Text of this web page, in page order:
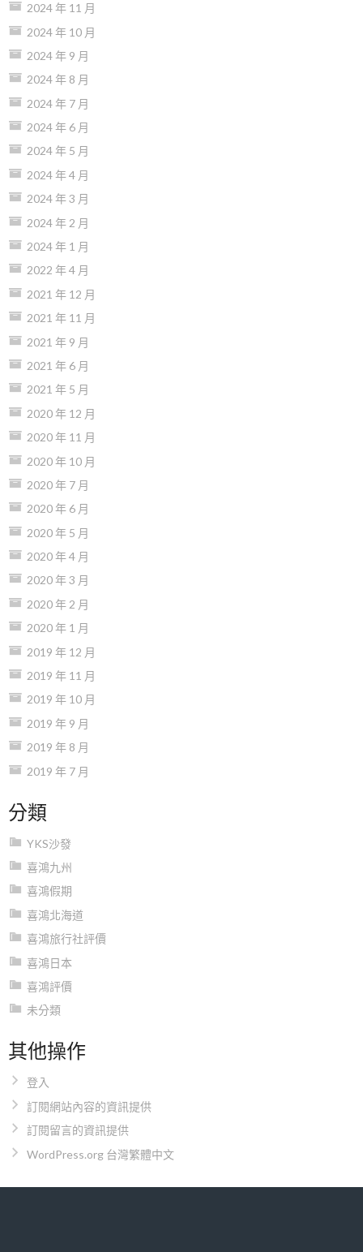
2024 年 11 月
2024 年 10 月
2024 年 9 月
2024 年 8 月
2024 年 7 月
2024 年 6 月
2024 年 5 月
2024 年 4 月
2024 年 3 月
2024 年 2 月
2024 年 1 月
2022 年 4 月
2021 年 12 月
2021 年 11 月
2021 年 9 月
2021 年 6 月
2021 年 5 月
2020 年 12 月
2020 年 11 月
2020 年 10 月
2020 年 7 月
2020 年 6 月
2020 年 5 月
2020 年 4 月
2020 年 3 月
2020 年 2 月
2020 年 1 月
2019 年 12 月
2019 年 11 月
2019 年 10 月
2019 年 9 月
2019 年 8 月
2019 年 7 月
分類
YKS沙發
喜鴻九州
喜鴻假期
喜鴻北海道
喜鴻旅行社評價
喜鴻日本
喜鴻評價
未分類
其他操作
登入
訂閱網站內容的資訊提供
訂閱留言的資訊提供
WordPress.org 台灣繁體中文